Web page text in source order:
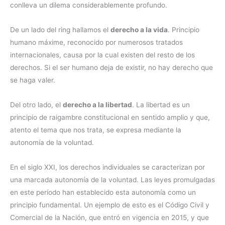
conlleva un dilema considerablemente profundo.
De un lado del ring hallamos el derecho a la vida. Principio
humano máxime, reconocido por numerosos tratados
internacionales, causa por la cual existen del resto de los
derechos. Si el ser humano deja de existir, no hay derecho que
se haga valer.
Del otro lado, el derecho a la libertad. La libertad es un
principio de raigambre constitucional en sentido amplio y que,
atento el tema que nos trata, se expresa mediante la
autonomía de la voluntad.
En el siglo XXI, los derechos individuales se caracterizan por
una marcada autonomía de la voluntad. Las leyes promulgadas
en este período han establecido esta autonomía como un
principio fundamental. Un ejemplo de esto es el Código Civil y
Comercial de la Nación, que entró en vigencia en 2015, y que